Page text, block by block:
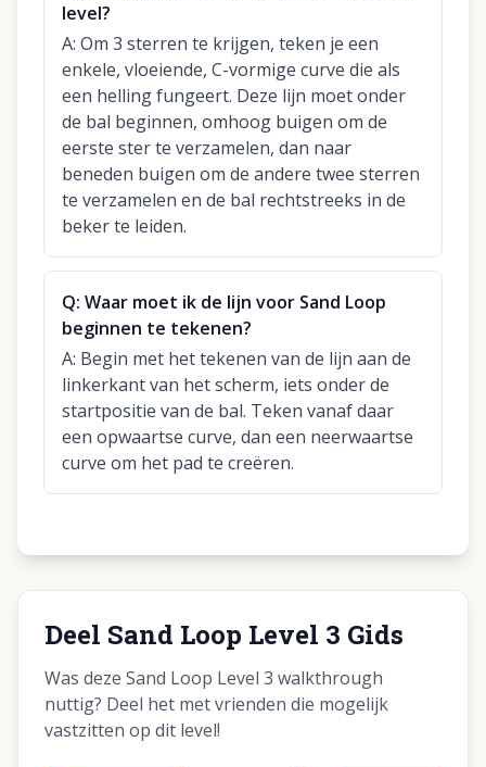
level?
A: Om 3 sterren te krijgen, teken je een
enkele, vloeiende, C-vormige curve die als
een helling fungeert. Deze lijn moet onder
de bal beginnen, omhoog buigen om de
eerste ster te verzamelen, dan naar
beneden buigen om de andere twee sterren
te verzamelen en de bal rechtstreeks in de
beker te leiden.
Q: Waar moet ik de lijn voor Sand Loop
beginnen te tekenen?
A: Begin met het tekenen van de lijn aan de
linkerkant van het scherm, iets onder de
startpositie van de bal. Teken vanaf daar
een opwaartse curve, dan een neerwaartse
curve om het pad te creëren.
Deel Sand Loop Level 3 Gids
Was deze Sand Loop Level 3 walkthrough
nuttig? Deel het met vrienden die mogelijk
vastzitten op dit level!